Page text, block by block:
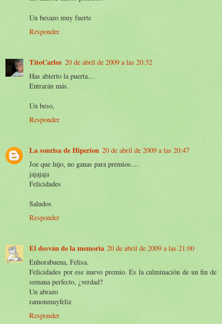
Un besazo muy fuerte
Responder
TitoCarlos 20 de abril de 2009 a las 20:32
Has abierto la puerta...
Entrarán más.
Un beso,
Responder
La sonrisa de Hiperion 20 de abril de 2009 a las 20:47
Joe que lujo, no ganas para premios....
jajajaja
Felicidades
Saludos
Responder
El desván de la memoria 20 de abril de 2009 a las 21:00
Enhorabuena, Felisa.
Felicidades por ese nuevo premio. Es la culminación de un fin de
semana perfecto, ¿verdad?
Un abrazo
ramonmuyfeliz
Responder